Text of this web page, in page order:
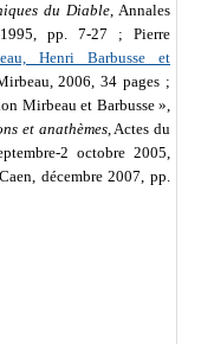
du Diable, Annales
pp. 7-27 ; Pierre
Henri Barbusse et
2006, 34 pages ;
Mirbeau et Barbusse »,
et anathèmes, Actes du
2 octobre 2005,
décembre 2007, pp.